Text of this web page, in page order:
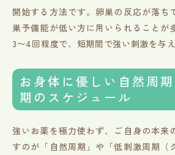
開始する方法です。卵巣の反応が落ち
巣予備能が低い方に用いられることが
3〜4回程度で、短期間で強い刺激を与
お身体に優しい自然周
期のスケジュール
強いお薬を極力使わず、ご自身の本来
すのが「自然周期」や「低刺激周期（